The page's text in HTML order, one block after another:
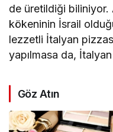
de üretildiği biliniyor.
kökeninin İsrail
lezzetli İtalyan
yapılmasa da, İtalyan
Göz Atın